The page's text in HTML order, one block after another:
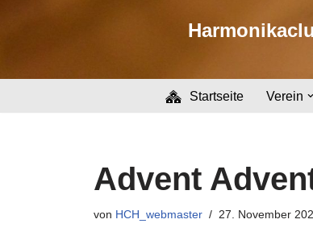
Startseite Verein
Advent
von HCH_webmaster 27. November